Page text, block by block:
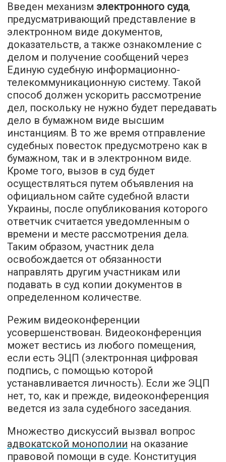
Введен механизм электронного суда,
предусматривающий представление в
электронном виде документов,
доказательств, а также ознакомление с
делом и получение сообщений через
Единую судебную информационно-
телекоммуникационную систему. Такой
способ должен ускорить рассмотрение
дел, поскольку не нужно будет передавать
дело в бумажном виде высшим
инстанциям. В то же время отправление
судебных повесток предусмотрено как в
бумажном, так и в электронном виде.
Кроме того, вызов в суд будет
осуществляться путем объявления на
официальном сайте судебной власти
Украины, после опубликования которого
ответчик считается уведомленным о
времени и месте рассмотрения дела.
Таким образом, участник дела
освобождается от обязанности
направлять другим участникам или
подавать в суд копии документов в
определенном количестве.
Режим видеоконференции
усовершенствован. Видеоконференция
может вестись из любого помещения,
если есть ЭЦП (электронная цифровая
подпись, с помощью которой
устанавливается личность). Если же ЭЦП
нет, то, как и прежде, видеоконференция
ведется из зала судебного заседания.
Множество дискуссий вызвал вопрос
адвокатской монополии на оказание
правовой помощи в суде. Конституция